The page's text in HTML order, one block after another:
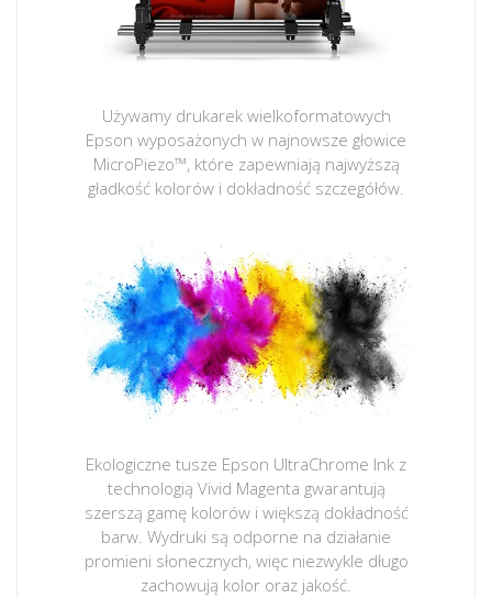
Używamy drukarek wielkoformatowych
Epson wyposażonych w najnowsze głowice
MicroPiezo™, które zapewniają najwyższą
gładkość kolorów i dokładność szczegółów.
Ekologiczne tusze Epson UltraChrome Ink z
technologią Vivid Magenta gwarantują
szerszą gamę kolorów i większą dokładność
barw. Wydruki są odporne na działanie
promieni słonecznych, więc niezwykle długo
zachowują kolor oraz jakość.